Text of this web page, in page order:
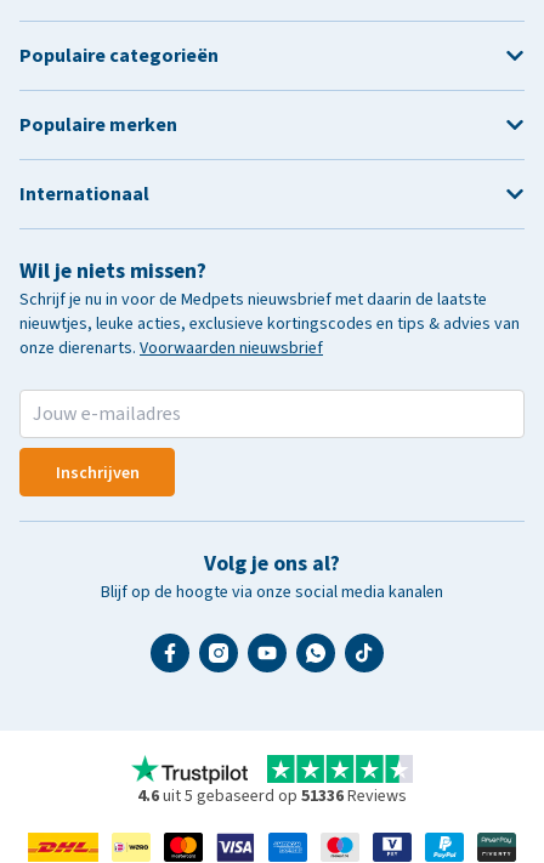
Wil je niets missen?
Schrijf je nu in voor de Medpets nieuwsbrief met daarin de laatste
nieuwtjes, leuke acties, exclusieve kortingscodes en tips & advies van
onze dierenarts. Voorwaarden nieuwsbrief
Inschrijven
Volg je ons al?
Blijf op de hoogte via onze social media kanalen
Populaire categorieën
Populaire merken
Internationaal
4.6uit 5 gebaseerd op 51336Reviews